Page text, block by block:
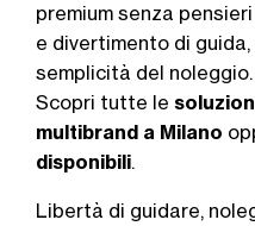
premium senza
e divertimento di
semplicità del noleggio.
Scopri tutte le
multibrand a Milano
disponibili.
Libertà di guidare,